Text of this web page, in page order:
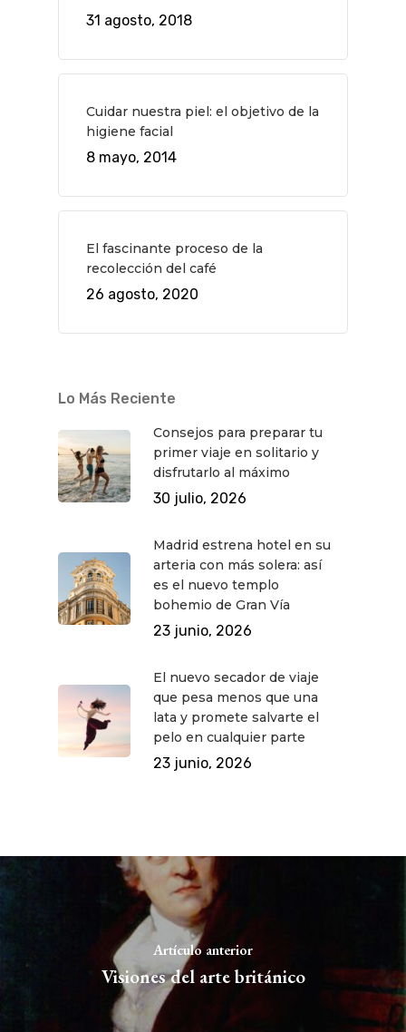
31 agosto, 2018
Cuidar nuestra piel: el objetivo de la
higiene facial
8 mayo, 2014
El fascinante proceso de la
recolección del café
26 agosto, 2020
Lo Más Reciente
Consejos para preparar tu
primer viaje en solitario y
disfrutarlo al máximo
30 julio, 2026
Madrid estrena hotel en su
arteria con más solera: así
es el nuevo templo
bohemio de Gran Vía
23 junio, 2026
El nuevo secador de viaje
que pesa menos que una
lata y promete salvarte el
pelo en cualquier parte
23 junio, 2026
Artículo anterior
Visiones del arte británico
QUÉ HACER
Música
Gastro